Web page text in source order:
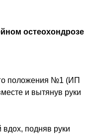
остеохондрозе
положения №1 (ИП
и вытянув руки
вдох, подняв руки